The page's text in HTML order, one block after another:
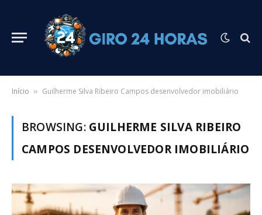
Início » Guilherme Silva Ribeiro Campos desenvolvedor imobiliário
BROWSING: GUILHERME SILVA RIBEIRO
CAMPOS DESENVOLVEDOR IMOBILIÁRIO